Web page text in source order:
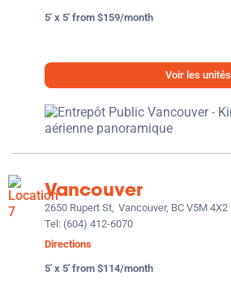
5' x 5' from $159/month
Voir les unités
Vancouver
2650 Rupert St, Vancouver, BC V5M 4X2
Tel: (604) 412-6070
Directions
5' x 5' from $114/month